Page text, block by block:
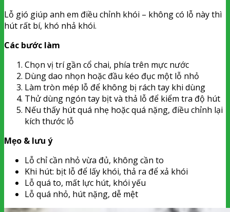
Lỗ gió giúp anh em điều chỉnh khói – không có lỗ này thì
hút rất bí, khó nhả khói.
Các bước làm
Chọn vị trí gần cổ chai, phía trên mực nước
Dùng dao nhọn hoặc đầu kéo đục một lỗ nhỏ
Làm tròn mép lỗ để không bị rách tay khi dùng
Thử dùng ngón tay bịt và thả lỗ để kiểm tra độ hút
Nếu thấy hút quá nhẹ hoặc quá nặng, điều chỉnh lại
kích thước lỗ
Mẹo & lưu ý
Lỗ chỉ cần nhỏ vừa đủ, không cần to
Khi hút: bịt lỗ để lấy khói, thả ra để xả khói
Lỗ quá to, mất lực hút, khói yếu
Lỗ quá nhỏ, hút nặng, dễ mệt